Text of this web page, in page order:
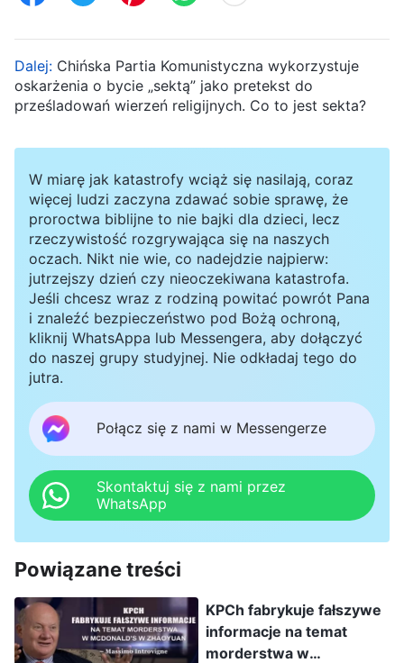
Dalej: Chińska Partia Komunistyczna wykorzystuje
oskarżenia o bycie „sektą” jako pretekst do
prześladowań wierzeń religijnych. Co to jest sekta?
W miarę jak katastrofy wciąż się nasilają, coraz
więcej ludzi zaczyna zdawać sobie sprawę, że
proroctwa biblijne to nie bajki dla dzieci, lecz
rzeczywistość rozgrywająca się na naszych
oczach. Nikt nie wie, co nadejdzie najpierw:
jutrzejszy dzień czy nieoczekiwana katastrofa.
Jeśli chcesz wraz z rodziną powitać powrót Pana
i znaleźć bezpieczeństwo pod Bożą ochroną,
kliknij WhatsAppa lub Messengera, aby dołączyć
do naszej grupy studyjnej. Nie odkładaj tego do
jutra.
Połącz się z nami w Messengerze
Skontaktuj się z nami przez
WhatsApp
Powiązane treści
KPCh fabrykuje fałszywe
informacje na temat
morderstwa w